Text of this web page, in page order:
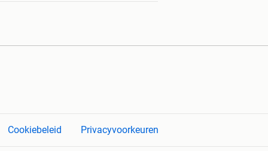
Cookiebeleid Privacyvoorkeuren